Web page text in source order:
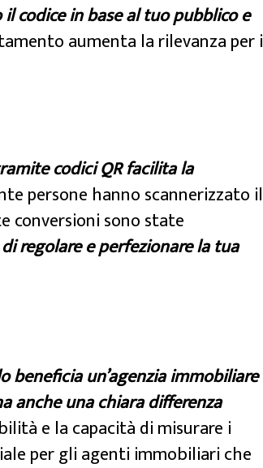
codice in base al tuo pubblico e
aumenta la rilevanza per i
codici QR facilita la
persone hanno scannerizzato il
conversioni sono state
regolare e perfezionare la tua
beneficia un’agenzia immobiliare
anche una chiara differenza
e la capacità di misurare i
per gli agenti immobiliari che